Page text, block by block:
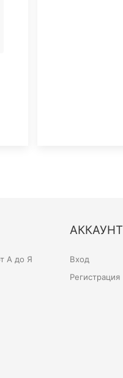
А до Я
АККАУНТ
Вход
Регистрация